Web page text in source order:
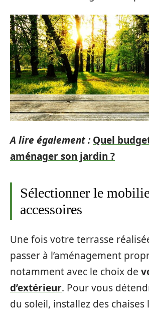
A lire également : Quel
aménager son jardin ?
Sélectionner le
accessoires
Une fois votre terrasse
passer à l’aménagement
notamment avec le choix de
d’extérieur. Pour vous
du soleil, installez des chaises